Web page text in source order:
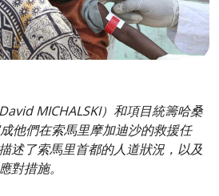
MICHALSKI）和項目統籌哈桑
成他們在索馬里摩加迪沙的救援任
述了索馬里首都的人道狀況，以及
對措施。